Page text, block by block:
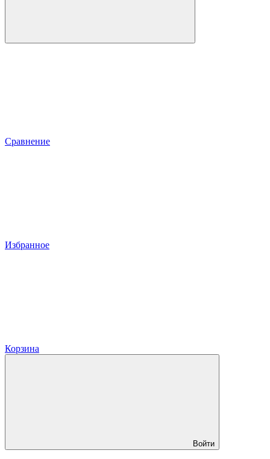
Сравнение
Избранное
Корзина
Войти